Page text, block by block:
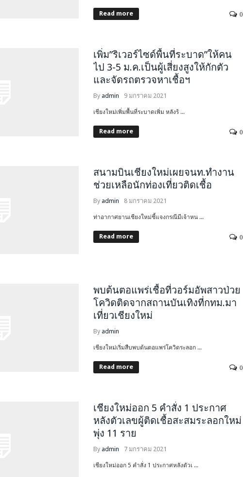
Read more 0
เพิ่ม”ริเวอร์ไซด์พื้นที่ระบาด”ให้คน
ไป 3-5 ม.ค.เป็นผู้เสี่ยงสูงให้กักตัว
และจัดรถตรวจหาเชื้อฯ
By admin 9 มกราคม 2021
เชียงใหม่เพิ่มพื้นที่ระบาดเพิ่ม หลังร้ ...
Read more 0
สนามบินเชียงใหม่เผยจนท.ทำงาน
ช่วยเหลือนักท่องเที่ยวติดเชื้อ
By admin 8 มกราคม 2021
ท่าอากาศยานเชียงใหม่ชี้แจงกรณีมีเจ้าหน ...
Read more 0
พบต้นตอแพร่เชื้อที่วอร์มอัพสาวป่วย
โควิดติดจากสถานบันเทิงที่กทม.มา
เที่ยวเชียงใหม่
By admin
เชียงใหม่เริ่มสืบพบต้นตอแพร่โควิดระลอก ...
Read more 0
เชียงใหม่ออก 5 คำสั่ง 1 ประกาศ
หลังตัวเลขผู้ติดเชื้อสะสมระลอกใหม่
พุ่ง 11 ราย
By admin 7 มกราคม 2021
เชียงใหม่ออก 5 คำสั่ง 1 ประกาศหลังตัวเ ...